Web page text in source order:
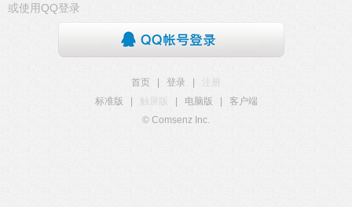
或使用QQ登录
首页 登录
注册
标准版
触屏版 电脑版
客户端
© Comsenz Inc.